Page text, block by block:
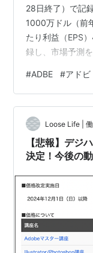
28日終了）で記
1000万ドル（前
たり利益（EPS
録し、市場予測
AI収益化への懸
タ、決算書、
分析し、Adobe
基本的に重要な
投資家は50日線
#ADBE #アドビ
Loose Life |
【悲報】デジ
決定！今後の